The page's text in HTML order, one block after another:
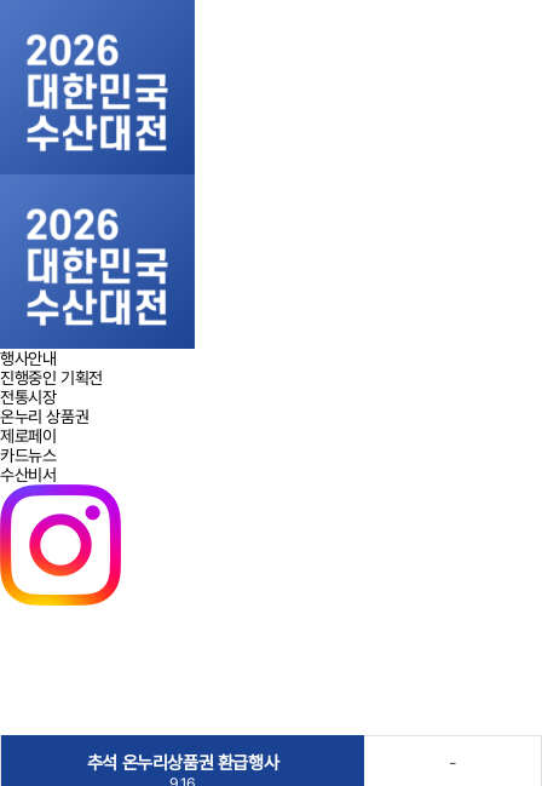
행사안내
진행중인 기획전
전통시장
온누리 상품권
제로페이
카드뉴스
수산비서
추석 온누리상품권 환급행사 -